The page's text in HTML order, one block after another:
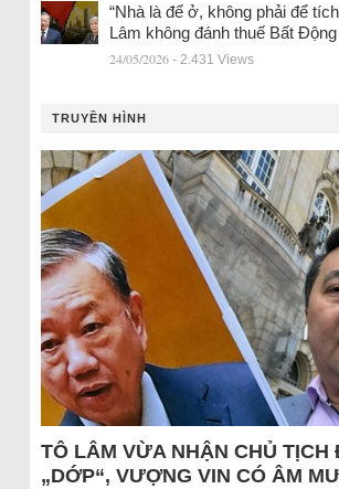
“Nhà là để ở, không phải để
Lâm không đánh thuế Bất
24/05/2026 - 2.431 Views
TRUYỀN HÌNH
TÔ LÂM VỪA NHẬN CHỦ TỊCH
„DỚP“, VƯỢNG VIN CÓ ÂM